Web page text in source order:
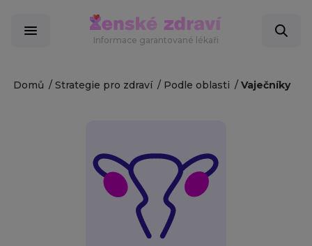
Informace garantované lékaři
Domů Strategie pro zdraví Podle oblasti Vaječníky